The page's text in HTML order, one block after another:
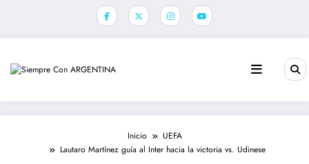
Inicio
UEFA
Lautaro Martínez guía al Inter hacia la victoria vs. Udinese